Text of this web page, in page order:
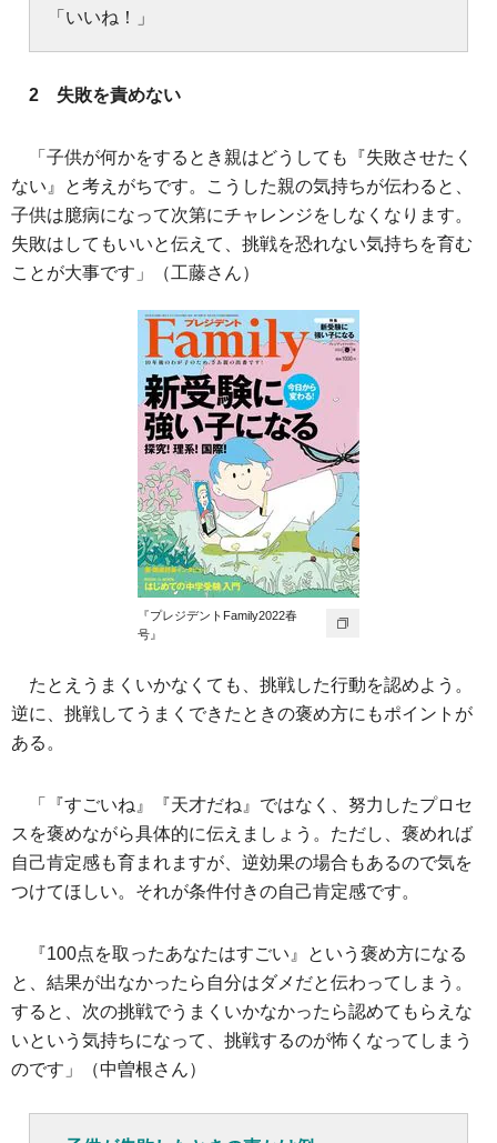
「いいね！」
2 失敗を責めない
「子供が何かをするとき親はどうしても『失敗させたく
ない』と考えがちです。こうした親の気持ちが伝わると、
子供は臆病になって次第にチャレンジをしなくなります。
失敗はしてもいいと伝えて、挑戦を恐れない気持ちを育む
ことが大事です」（工藤さん）
『プレジデントFamily2022春
号』
たとえうまくいかなくても、挑戦した行動を認めよう。
逆に、挑戦してうまくできたときの褒め方にもポイントが
ある。
「『すごいね』『天才だね』ではなく、努力したプロセ
スを褒めながら具体的に伝えましょう。ただし、褒めれば
自己肯定感も育まれますが、逆効果の場合もあるので気を
つけてほしい。それが条件付きの自己肯定感です。
『100点を取ったあなたはすごい』という褒め方になる
と、結果が出なかったら自分はダメだと伝わってしまう。
すると、次の挑戦でうまくいかなかったら認めてもらえな
いという気持ちになって、挑戦するのが怖くなってしまう
のです」（中曽根さん）